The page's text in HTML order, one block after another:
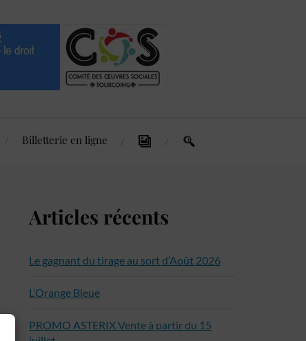
Billetterie en ligne
Articles récents
Le gagnant du tirage au sort d’Août 2026
L’Orange Bleue
PROMO ASTERIX Vente à partir du 15